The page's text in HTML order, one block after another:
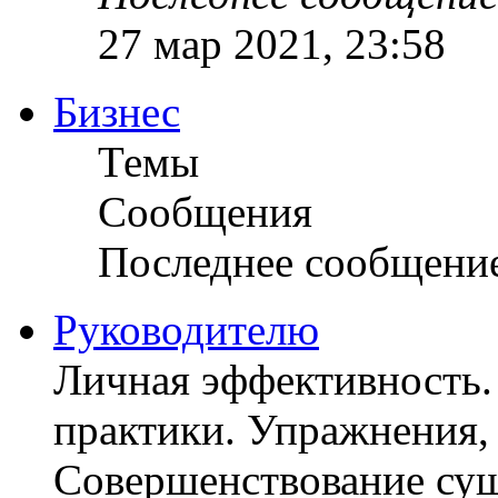
27 мар 2021, 23:58
Бизнес
Темы
Сообщения
Последнее
Руководителю
Личная
практики.
Совершенствование